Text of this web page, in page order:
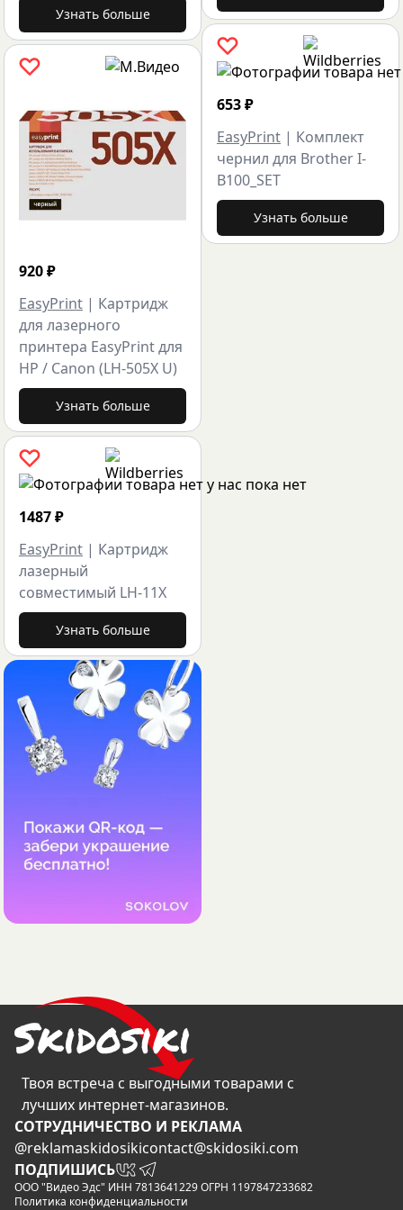
Узнать больше
920₽
EasyPrint | Картридж
для лазерного
принтера EasyPrint для
HP / Canon (LH-505X U)
Узнать больше
1487₽
EasyPrint | Картридж
лазерный
совместимый LH-11X
Узнать больше
653₽
EasyPrint | Комплект
чернил для Brother I-
B100_SET
Узнать больше
Твоя встреча с выгодными товарами с
лучших интернет-магазинов.
CОТРУДНИЧЕСТВО И РЕКЛАМА
@reklamaskidosikicontact@skidosiki.com
ПОДПИШИСЬ
ООО "Видео Эдс" ИНН 7813641229 ОГРН 1197847233682
Политика конфиденциальности